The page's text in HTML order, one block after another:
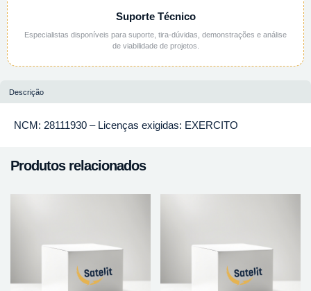
Suporte Técnico
Especialistas disponíveis para suporte, tira-dúvidas, demonstrações e análise
de viabilidade de projetos.
Descrição
NCM: 28111930 – Licenças exigidas: EXERCITO
Produtos relacionados